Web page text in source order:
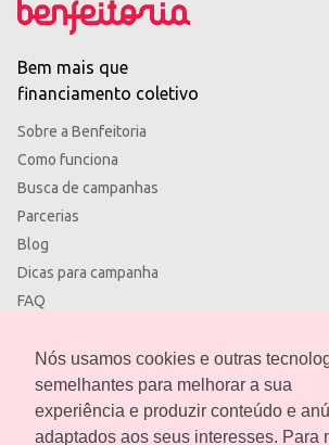
Nós usamos cookies e outras
semelhantes para melhorar a sua
experiência e produzir conteúdo e
adaptados aos seus interesses. Para
Bem mais que
financiamento coletivo
Sobre a Benfeitoria
Como funciona
Busca de campanhas
Parcerias
Blog
Dicas para campanha
FAQ
Política de privacidade